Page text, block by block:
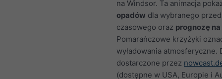
na Windsor. Ta animacja
opadów dla wybranego
czasowego oraz prognozę na
Pomarańczowe krzyżyki
wyładowania atmosferyczne.
dostarczone przez
(dostępne w USA, Europie i